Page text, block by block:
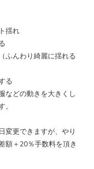
揺れ
ふんわり綺麗に揺れる
る
などの動きを大きくし
変更できますが、やり
額＋20％手数料を頂き